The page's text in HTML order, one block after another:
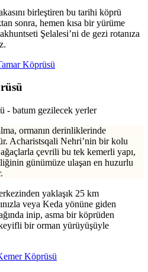
birleştiren bu tarihi köprü
sonra, hemen kısa bir yürüme
Şelalesi’ni de gezi rotanıza
Köprüsü
ormanın derinliklerinde
Acharistsqali Nehri’nin bir kolu
çevrili bu tek kemerli yapı,
günümüze ulaşan en huzurlu
yaklaşık 25 km
veya Keda yönüne giden
inip, asma bir köprüden
bir orman yürüyüşüyle
Köprüsü